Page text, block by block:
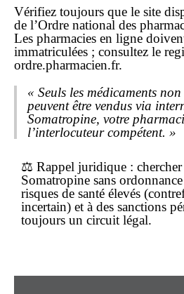
Vérifiez toujours que le site
de l’Ordre national des
Les pharmacies en ligne
immatriculées ; consultez le
ordre.pharmacien.fr.
« Seuls les médicaments
peuvent être vendus via
Somatropine, votre
l’interlocuteur compétent. »
⚖️ Rappel juridique :
Somatropine sans ordonnance
risques de santé élevés
incertain) et à des sanctions
toujours un circuit légal.